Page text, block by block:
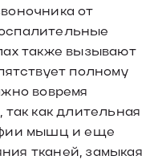
от
также вызывают
полному
вовремя
как длительная
мышц и еще
тканей, замыкая